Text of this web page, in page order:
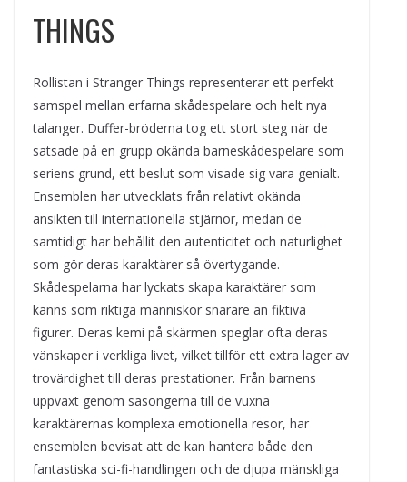
THINGS
Rollistan i Stranger Things representerar ett perfekt
samspel mellan erfarna skådespelare och helt nya
talanger. Duffer-bröderna tog ett stort steg när de
satsade på en grupp okända barneskådespelare som
seriens grund, ett beslut som visade sig vara genialt.
Ensemblen har utvecklats från relativt okända
ansikten till internationella stjärnor, medan de
samtidigt har behållit den autenticitet och naturlighet
som gör deras karaktärer så övertygande.
Skådespelarna har lyckats skapa karaktärer som
känns som riktiga människor snarare än fiktiva
figurer. Deras kemi på skärmen speglar ofta deras
vänskaper i verkliga livet, vilket tillför ett extra lager av
trovärdighet till deras prestationer. Från barnens
uppväxt genom säsongerna till de vuxna
karaktärernas komplexa emotionella resor, har
ensemblen bevisat att de kan hantera både den
fantastiska sci-fi-handlingen och de djupa mänskliga